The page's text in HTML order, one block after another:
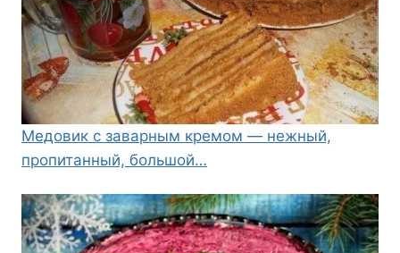
Медовик с заварным кремом — нежный,
пропитанный, большой…